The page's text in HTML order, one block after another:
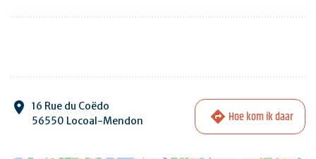
16 Rue du Coëdo
56550 Locoal-Mendon
Hoe kom ik daar